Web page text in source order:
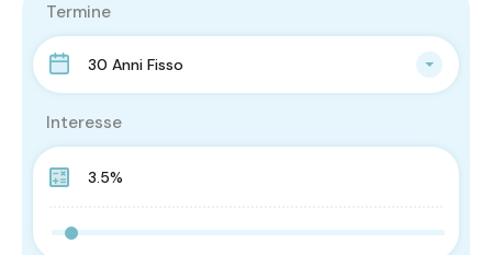
Termine
30 Anni Fisso
Interesse